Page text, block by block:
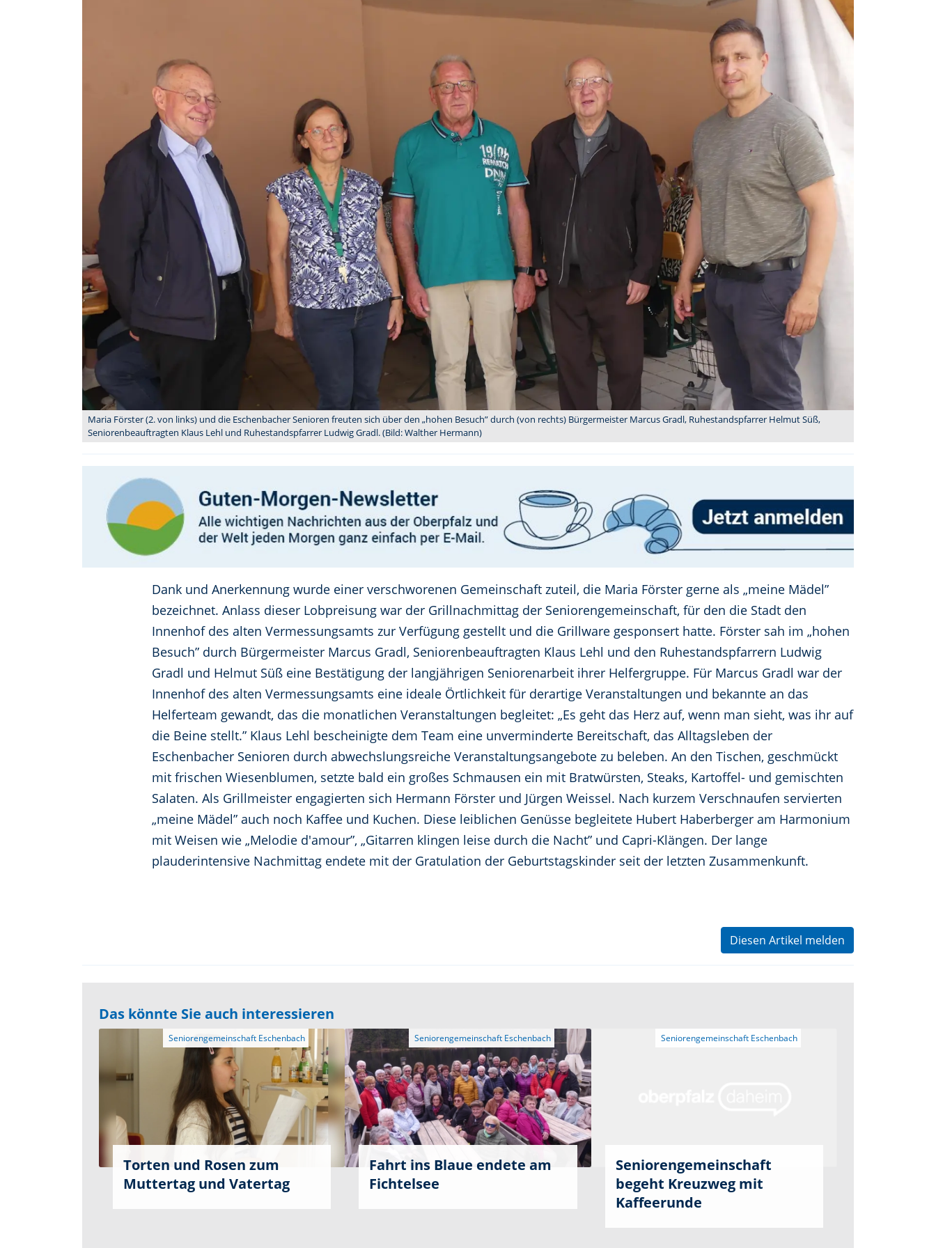
Maria Förster (2. von links) und die Eschenbacher Senioren freuten sich über den „hohen Besuch” durch (von rechts) Bürgermeister Marcus Gradl, Ruhestandspfarrer Helmut Süß,
Seniorenbeauftragten Klaus Lehl und Ruhestandspfarrer Ludwig Gradl. (Bild: Walther Hermann)
Dank und Anerkennung wurde einer verschworenen Gemeinschaft zuteil, die Maria Förster gerne als „meine Mädel”
bezeichnet. Anlass dieser Lobpreisung war der Grillnachmittag der Seniorengemeinschaft, für den die Stadt den
Innenhof des alten Vermessungsamts zur Verfügung gestellt und die Grillware gesponsert hatte. Förster sah im „hohen
Besuch” durch Bürgermeister Marcus Gradl, Seniorenbeauftragten Klaus Lehl und den Ruhestandspfarrern Ludwig
Gradl und Helmut Süß eine Bestätigung der langjährigen Seniorenarbeit ihrer Helfergruppe. Für Marcus Gradl war der
Innenhof des alten Vermessungsamts eine ideale Örtlichkeit für derartige Veranstaltungen und bekannte an das
Helferteam gewandt, das die monatlichen Veranstaltungen begleitet: „Es geht das Herz auf, wenn man sieht, was ihr auf
die Beine stellt.” Klaus Lehl bescheinigte dem Team eine unverminderte Bereitschaft, das Alltagsleben der
Eschenbacher Senioren durch abwechslungsreiche Veranstaltungsangebote zu beleben. An den Tischen, geschmückt
mit frischen Wiesenblumen, setzte bald ein großes Schmausen ein mit Bratwürsten, Steaks, Kartoffel- und gemischten
Salaten. Als Grillmeister engagierten sich Hermann Förster und Jürgen Weissel. Nach kurzem Verschnaufen servierten
„meine Mädel” auch noch Kaffee und Kuchen. Diese leiblichen Genüsse begleitete Hubert Haberberger am Harmonium
mit Weisen wie „Melodie d'amour”, „Gitarren klingen leise durch die Nacht” und Capri-Klängen. Der lange
plauderintensive Nachmittag endete mit der Gratulation der Geburtstagskinder seit der letzten Zusammenkunft.
Diesen Artikel melden
Das könnte Sie auch interessieren
Torten und Rosen zum
Muttertag und Vatertag
Fahrt ins Blaue endete am
Fichtelsee
Seniorengemeinschaft Eschenbach
Seniorengemeinschaft
begeht Kreuzweg mit
Kaffeerunde